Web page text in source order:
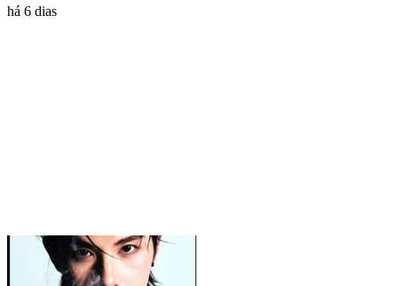
há 6 dias